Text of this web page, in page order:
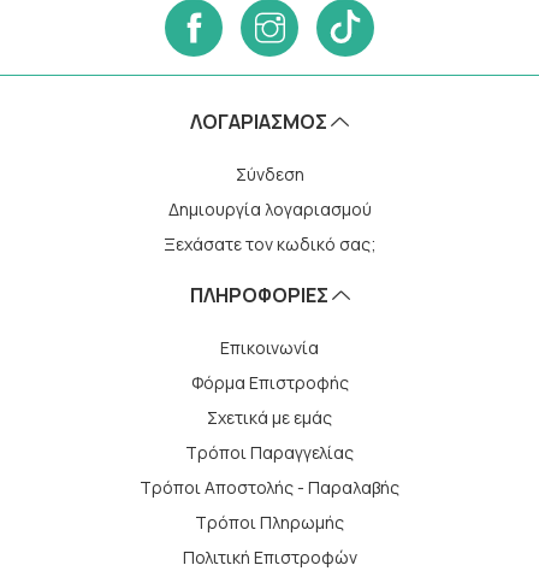
ΛΟΓΑΡΙΑΣΜΌΣ
Σύνδεση
Δημιουργία λογαριασμού
Ξεχάσατε τον κωδικό σας;
ΠΛΗΡΟΦΟΡΙΕΣ
Επικοινωνία
Φόρμα Επιστροφής
Σχετικά με εμάς
Τρόποι Παραγγελίας
Τρόποι Αποστολής - Παραλαβής
Tρόποι Πληρωμής
Πολιτική Επιστροφών